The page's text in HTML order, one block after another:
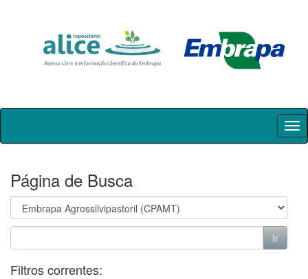
Skip
Página de Busca
Filtros correntes: